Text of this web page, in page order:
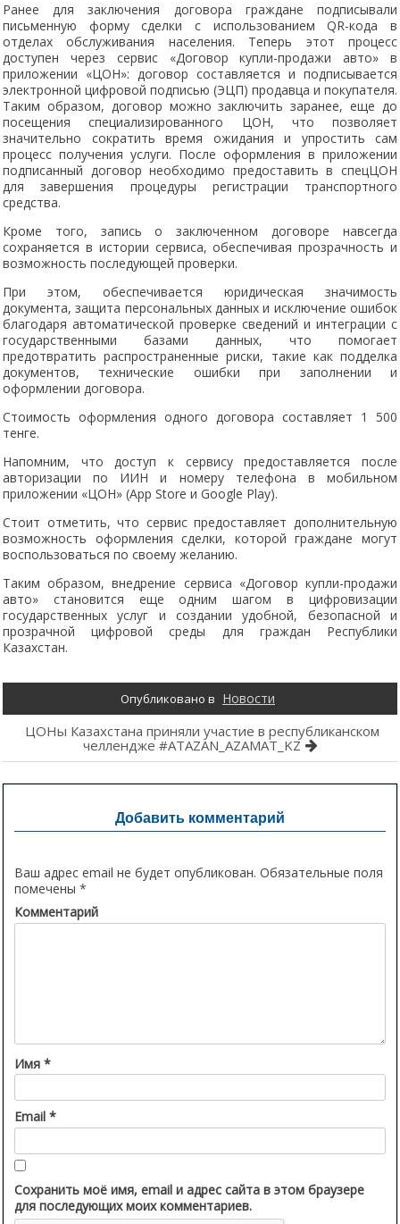
Ранее для заключения договора граждане подписывали
письменную форму сделки с использованием QR-кода в
отделах обслуживания населения. Теперь этот процесс
доступен через сервис «Договор купли-продажи авто» в
приложении «ЦОН»: договор составляется и подписывается
электронной цифровой подписью (ЭЦП) продавца и покупателя.
Таким образом, договор можно заключить заранее, еще до
посещения специализированного ЦОН, что позволяет
значительно сократить время ожидания и упростить сам
процесс получения услуги. После оформления в приложении
подписанный договор необходимо предоставить в спецЦОН
для завершения процедуры регистрации транспортного
средства.
Кроме того, запись о заключенном договоре навсегда
сохраняется в истории сервиса, обеспечивая прозрачность и
возможность последующей проверки.
При этом, обеспечивается юридическая значимость
документа, защита персональных данных и исключение ошибок
благодаря автоматической проверке сведений и интеграции с
государственными базами данных, что помогает
предотвратить распространенные риски, такие как подделка
документов, технические ошибки при заполнении и
оформлении договора.
Стоимость оформления одного договора составляет 1 500
тенге.
Напомним, что доступ к сервису предоставляется после
авторизации по ИИН и номеру телефона в мобильном
приложении «ЦОН» (App Store и Google Play).
Стоит отметить, что сервис предоставляет дополнительную
возможность оформления сделки, которой граждане могут
воспользоваться по своему желанию.
Таким образом, внедрение сервиса «Договор купли-продажи
авто» становится еще одним шагом в цифровизации
государственных услуг и создании удобной, безопасной и
прозрачной цифровой среды для граждан Республики
Казахстан.
Опубликовано в Новости
Навигация
записям
ЦОНы Казахстана приняли участие в республиканском
челлендже #ATAZAN_AZAMAT_KZ
Добавить комментарий
Ваш адрес email не будет опубликован. Обязательные поля
помечены *
Комментарий
Имя *
Email *
Сохранить моё имя, email и адрес сайта в этом браузере
для последующих моих комментариев.